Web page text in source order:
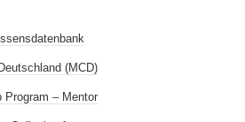
(MCD)
Program – Mentor